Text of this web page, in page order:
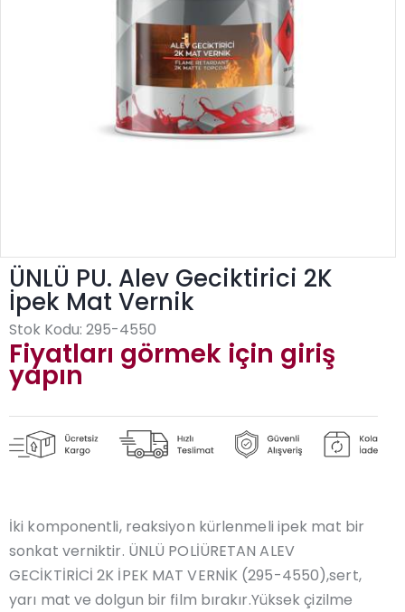
ÜNLÜ PU. Alev Geciktirici 2K
İpek Mat Vernik
Stok Kodu: 295-4550
Fiyatları görmek için giriş
yapın
İki komponentli, reaksiyon kürlenmeli ipek mat bir
sonkat verniktir. ÜNLÜ POLİÜRETAN ALEV
GECİKTİRİCİ 2K İPEK MAT VERNİK (295-4550),sert,
yarı mat ve dolgun bir film bırakır.Yüksek çizilme